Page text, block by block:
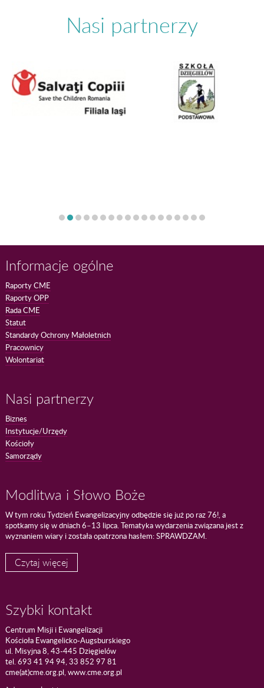
Nasi partnerzy
Informacje ogólne
Raporty CME
Raporty OPP
Rada CME
Statut
Standardy Ochrony Małoletnich
Pracownicy
Wolontariat
Nasi partnerzy
Biznes
Instytucje/Urzędy
Kościoły
Samorządy
Modlitwa i Słowo Boże
W tym roku Tydzień Ewangelizacyjny odbędzie się już po raz 76!, a
spotkamy się w dniach 6–13 lipca. Tematyka wydarzenia związana jest z
wyznaniem wiary i została opatrzona hasłem: SPRAWDZAM.
Czytaj więcej
Szybki kontakt
Centrum Misji i Ewangelizacji
Kościoła Ewangelicko-Augsburskiego
ul. Misyjna 8, 43-445 Dzięgielów
tel. 693 41 94 94, 33 852 97 81
cme(at)cme.org.pl, www.cme.org.pl